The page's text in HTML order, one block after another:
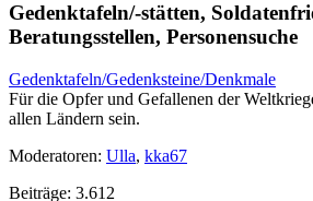
Gedenktafeln/-stätten,
Beratungsstellen, Personensuche
Gedenktafeln/Gedenksteine/Denkmale
Für die Opfer und Gefallenen der
allen Ländern sein.
Moderatoren: Ulla, kka67
Beiträge: 3.612